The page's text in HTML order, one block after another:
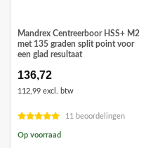
Mandrex Centreerboor HSS+ M2
met 135 graden split point voor
een glad resultaat
136,72
112,99 excl. btw
11 beoordelingen
Op voorraad